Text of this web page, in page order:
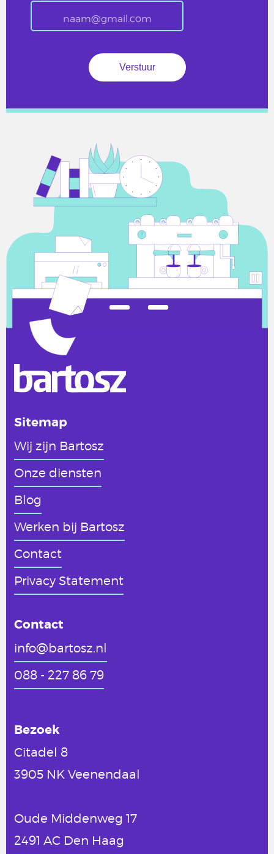
Sitemap
Wij zijn Bartosz
Onze diensten
Blog
Werken bij Bartosz
Contact
Privacy Statement
Contact
info@bartosz.nl
088 - 227 86 79
Bezoek
Citadel 8
3905 NK Veenendaal
Oude Middenweg 17
2491 AC Den Haag